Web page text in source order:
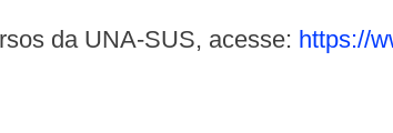
da UNA-SUS, acesse: https://